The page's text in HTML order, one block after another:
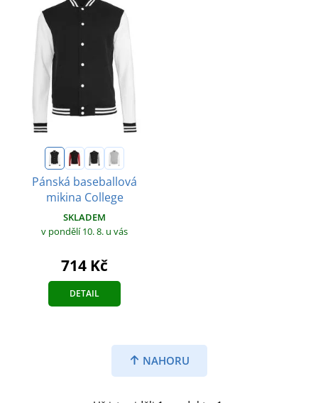
Pánská baseballová
mikina College
SKLADEM
v pondělí 10. 8. u vás
714 Kč
DETAIL
NAHORU